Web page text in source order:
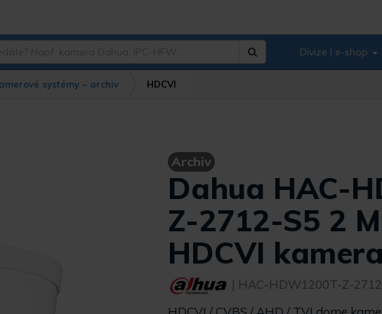
Divize | e-shop
systémy – archiv HDCVI
Archiv
Dahua HAC-
Z-2712-S5 2
HDCVI kamera
| HAC-HDW1200T-Z-